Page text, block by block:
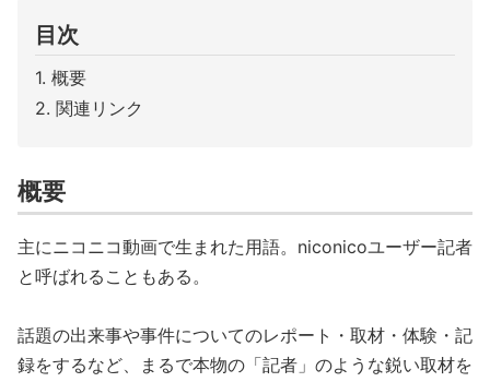
目次
概要
関連リンク
概要
主にニコニコ動画で生まれた用語。niconicoユーザー記者
と呼ばれることもある。
話題の出来事や事件についてのレポート・取材・体験・記
録をするなど、まるで本物の「記者」のような鋭い取材を